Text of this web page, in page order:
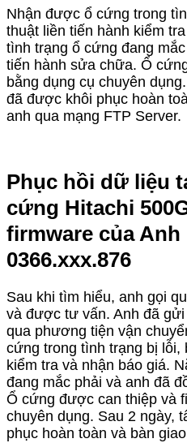
Nhận được ổ cứng trong
thuật liền tiến hành kiểm
tình trạng ổ cứng đang
tiến hành sửa chữa. Ổ
bằng dụng cụ chuyên
đã được khôi phục hoàn
anh qua mạng FTP Server.
Phục hồi dữ liệu
cứng Hitachi
firmware của Anh
0366.xxx.876
Sau khi tìm hiểu, anh gọi
và được tư vấn. Anh đã
qua phương tiện vận
cứng trong tình trạng bị lỗi,
kiểm tra và nhận báo giá.
đang mắc phải và anh đã
Ổ cứng được can thiệp và
chuyên dụng. Sau 2 ngày,
phục hoàn toàn và bàn